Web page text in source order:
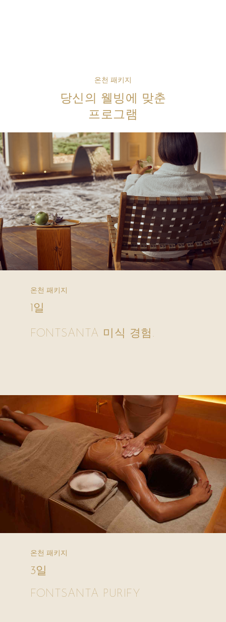
온천 패키지
당신의 웰빙에 맞춘
프로그램
온천 패키지
1일
FONTSANTA 미식 경험.
온천 패키지
3일
FONTSANTA PURIFY